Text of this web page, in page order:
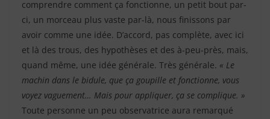
comprendre comment ça fonctionne, un petit bout par-
ci, un morceau plus vaste par-là, nous finissons par
avoir comme une idée. D’accord, pas complète, avec ici
et là des trous, des hypothèses et des à-peu-près, mais,
quand même, une idée générale. Très générale. « Le
machin dans le bidule, que ça goupille et fonctionne, vous
voyez vaguement… Mais pour appliquer, ça se complique. »
Toute personne un peu observatrice aura remarqué